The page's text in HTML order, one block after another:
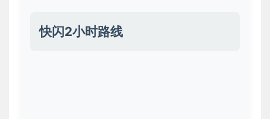
快闪2小时路线